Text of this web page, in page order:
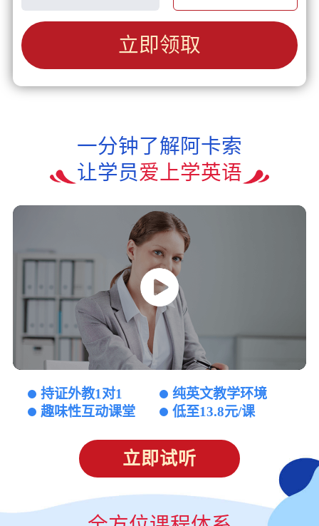
立即领取
一分钟了解阿卡索
让学员爱上学英语
持证外教1对1
纯英文教学环境
趣味性互动课堂
低至13.8元/课
立即试听